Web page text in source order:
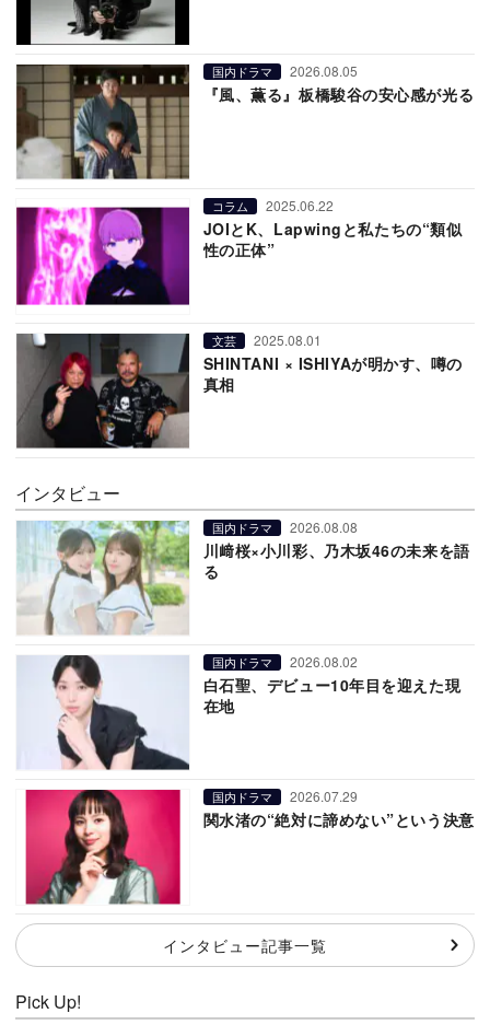
国内ドラマ 2026.08.05
『風、薫る』板橋駿谷の安心感が光る
コラム 2025.06.22
JOIとK、Lapwingと私たちの“類似
性の正体”
文芸 2025.08.01
SHINTANI × ISHIYAが明かす、噂の
真相
インタビュー
国内ドラマ 2026.08.08
川﨑桜×小川彩、乃木坂46の未来を語
る
国内ドラマ 2026.08.02
白石聖、デビュー10年目を迎えた現
在地
国内ドラマ 2026.07.29
関水渚の“絶対に諦めない”という決意
インタビュー記事一覧
Pick Up!